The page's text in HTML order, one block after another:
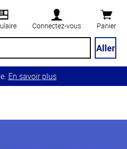
Connectez-vous Panier
Aller
En savoir plus